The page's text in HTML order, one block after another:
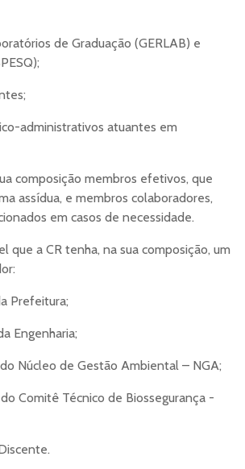
de Graduação (GERLAB) e
administrativos atuantes em
composição membros efetivos, que
assídua, e membros colaboradores,
em casos de necessidade.
que a CR tenha, na sua composição, um
Prefeitura;
Engenharia;
Núcleo de Gestão Ambiental – NGA;
Comitê Técnico de Biossegurança -